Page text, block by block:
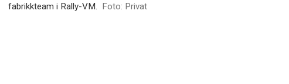
fabrikkteam i Rally-VM. Foto: Privat